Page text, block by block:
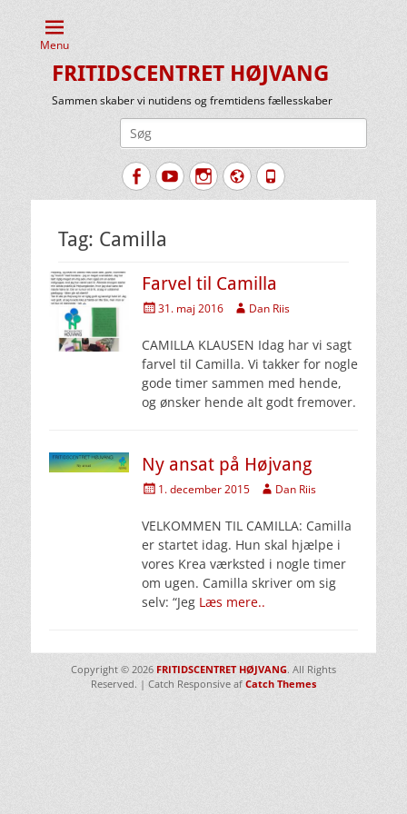
Menu
FRITIDSCENTRET HØJVANG
Sammen skaber vi nutidens og fremtidens fællesskaber
FacebookYouTubeInstagram
Website
Tlf.
Tag: Camilla
Farvel til Camilla
Udgivet
31. maj 2016 Forfatter
Dan Riis
CAMILLA KLAUSEN Idag har vi sagt
farvel til Camilla. Vi takker for nogle
gode timer sammen med hende,
og ønsker hende alt godt fremover.
Ny ansat på Højvang
Udgivet
1. december 2015 Forfatter
Dan Riis
VELKOMMEN TIL CAMILLA: Camilla
er startet idag. Hun skal hjælpe i
vores Krea værksted i nogle timer
om ugen. Camilla skriver om sig
selv: “Jeg Læs mere..
Copyright © 2026 FRITIDSCENTRET HØJVANG. All Rights
Reserved. | Catch Responsive af Catch Themes